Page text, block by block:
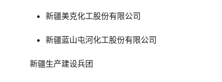
新疆美克化工股份有限公司
新疆蓝山屯河化工股份有限公司
新疆生产建设兵团